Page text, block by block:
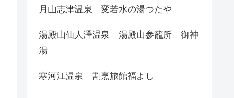
月山志津温泉 変若水の湯つたや
湯殿山仙人澤温泉 湯殿山参籠所 御神
湯
寒河江温泉 割烹旅館福よし